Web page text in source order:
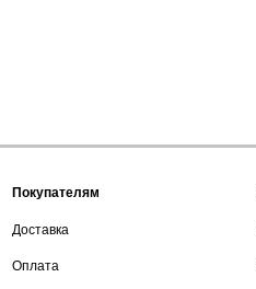
Покупателям
Доставка
Оплата